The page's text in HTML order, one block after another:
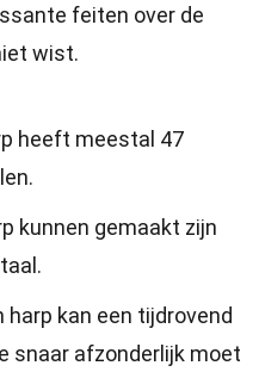
feiten over de
wist.
heeft meestal 47
kunnen gemaakt zijn
kan een tijdrovend
snaar afzonderlijk moet